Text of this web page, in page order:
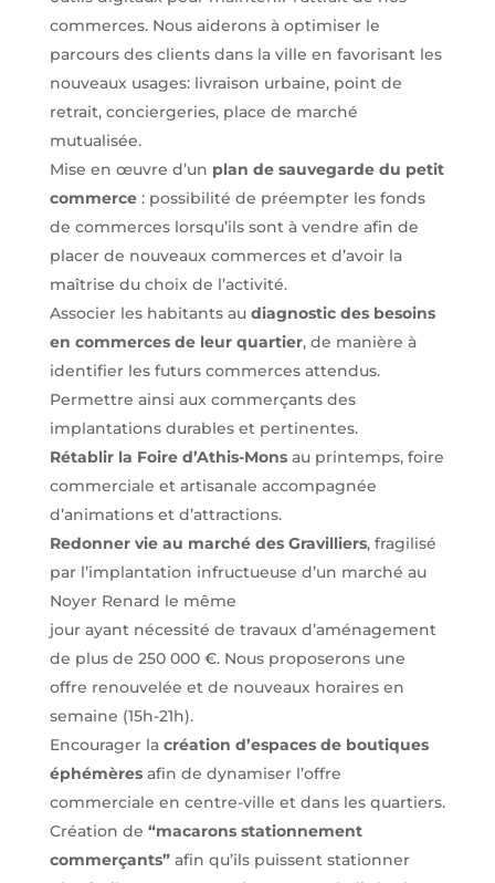
commerces. Nous aiderons à optimiser le
parcours des clients dans la ville en favorisant les
nouveaux usages: livraison urbaine, point de
retrait, conciergeries, place de marché
mutualisée.
Mise en œuvre d’un plan de sauvegarde du petit
commerce: possibilité de préempter les fonds
de commerces lorsqu’ils sont à vendre afin de
placer de nouveaux commerces et d’avoir la
maîtrise du choix de l’activité.
Associer les habitants au diagnostic des besoins
en commerces de leur quartier, de manière à
identifier les futurs commerces attendus.
Permettre ainsi aux commerçants des
implantations durables et pertinentes.
Rétablir la Foire d’Athis-Monsau printemps, foire
commerciale et artisanale accompagnée
d’animations et d’attractions.
Redonner vie au marché des Gravilliers, fragilisé
par l’implantation infructueuse d’un marché au
Noyer Renard le même
jour ayant nécessité de travaux d’aménagement
de plus de 250 000 €. Nous proposerons une
offre renouvelée et de nouveaux horaires en
semaine (15h-21h).
Encourager la création d’espaces de boutiques
éphémèresafin de dynamiser l’offre
commerciale en centre-ville et dans les quartiers.
Création de “macarons stationnement
commerçants”afin qu’ils puissent stationner